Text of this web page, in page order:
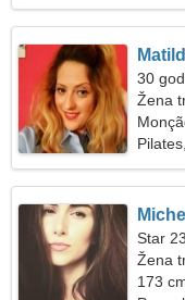
30
Žena
Star
Žena
173